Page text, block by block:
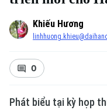
Khiếu Hương
0
Phát biểu tại kỳ họp